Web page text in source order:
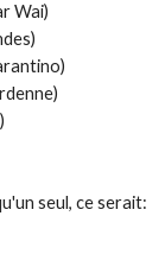
Wai)
seul, ce serait: